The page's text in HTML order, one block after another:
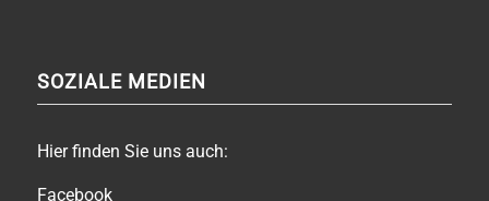
SOZIALE MEDIEN
Hier finden Sie uns auch:
Facebook